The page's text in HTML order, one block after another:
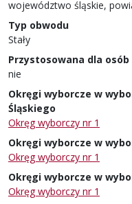
województwo śląskie,
Typ obwodu
Stały
Przystosowana dla
nie
Okręgi wyborcze w
Śląskiego
Okręg wyborczy nr 1
Okręgi wyborcze w
Okręg wyborczy nr 1
Okręgi wyborcze w
Okręg wyborczy nr 1